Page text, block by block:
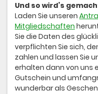
Und so wird’s
Laden Sie unseren
Mitgliedschaften
Sie die Daten des
verpflichten Sie sich,
zahlen und lassen Sie
erhalten dann von uns
Gutschein und
wunderbar als